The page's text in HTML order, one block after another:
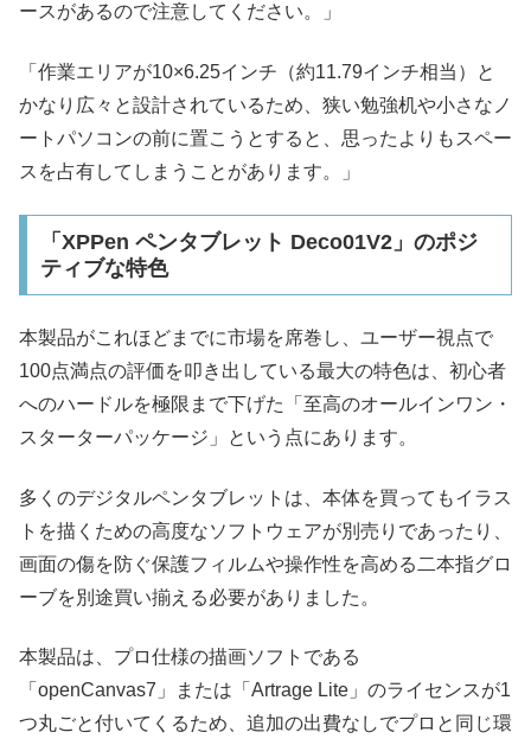
ースがあるので注意してください。」
「作業エリアが10×6.25インチ（約11.79インチ相当）と
かなり広々と設計されているため、狭い勉強机や小さなノ
ートパソコンの前に置こうとすると、思ったよりもスペー
スを占有してしまうことがあります。」
「XPPen ペンタブレット Deco01V2」のポジ
ティブな特色
本製品がこれほどまでに市場を席巻し、ユーザー視点で
100点満点の評価を叩き出している最大の特色は、初心者
へのハードルを極限まで下げた「至高のオールインワン・
スターターパッケージ」という点にあります。
多くのデジタルペンタブレットは、本体を買ってもイラス
トを描くための高度なソフトウェアが別売りであったり、
画面の傷を防ぐ保護フィルムや操作性を高める二本指グロ
ーブを別途買い揃える必要がありました。
本製品は、プロ仕様の描画ソフトである
「openCanvas7」または「Artrage Lite」のライセンスが1
つ丸ごと付いてくるため、追加の出費なしでプロと同じ環